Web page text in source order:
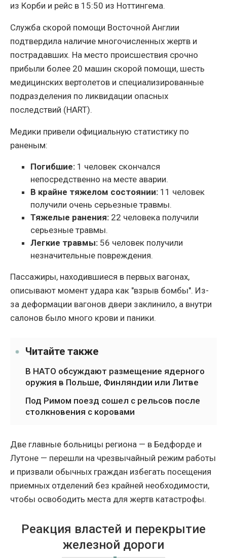
из Корби и рейс в 15:50 из Ноттингема.
Служба скорой помощи Восточной Англии
подтвердила наличие многочисленных жертв и
пострадавших. На место происшествия срочно
прибыли более 20 машин скорой помощи, шесть
медицинских вертолетов и специализированные
подразделения по ликвидации опасных
последствий (HART).
Медики привели официальную статистику по
раненым:
Погибшие: 1 человек скончался
непосредственно на месте аварии.
В крайне тяжелом состоянии: 11 человек
получили очень серьезные травмы.
Тяжелые ранения: 22 человека получили
серьезные травмы.
Легкие травмы: 56 человек получили
незначительные повреждения.
Пассажиры, находившиеся в первых вагонах,
описывают момент удара как "взрыв бомбы". Из-
за деформации вагонов двери заклинило, а внутри
салонов было много крови и паники.
Читайте также
В НАТО обсуждают размещение ядерного
оружия в Польше, Финляндии или Литве
Под Римом поезд сошел с рельсов после
столкновения с коровами
Две главные больницы региона — в Бедфорде и
Лутоне — перешли на чрезвычайный режим работы
и призвали обычных граждан избегать посещения
приемных отделений без крайней необходимости,
чтобы освободить места для жертв катастрофы.
Реакция властей и перекрытие
железной дороги